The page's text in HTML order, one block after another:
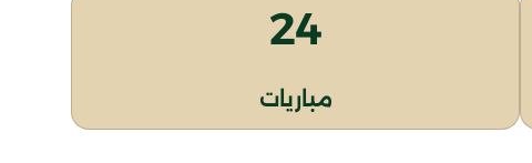
24
مباريات